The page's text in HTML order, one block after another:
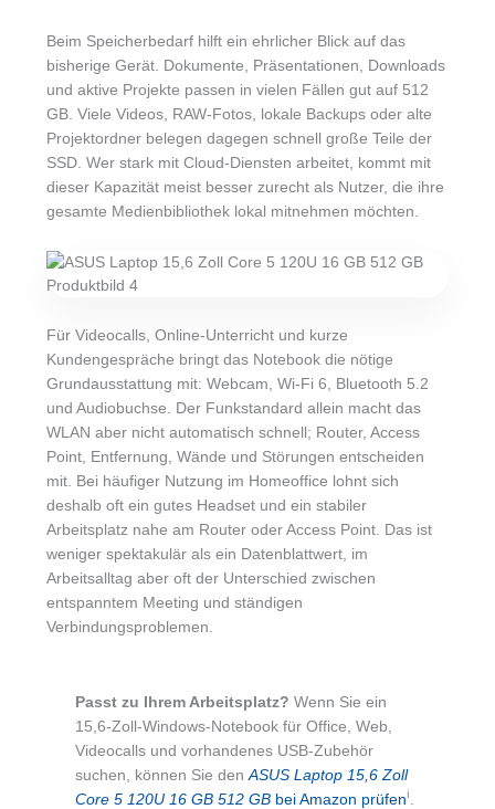
Beim Speicherbedarf hilft ein ehrlicher Blick auf das
bisherige Gerät. Dokumente, Präsentationen, Downloads
und aktive Projekte passen in vielen Fällen gut auf 512
GB. Viele Videos, RAW-Fotos, lokale Backups oder alte
Projektordner belegen dagegen schnell große Teile der
SSD. Wer stark mit Cloud-Diensten arbeitet, kommt mit
dieser Kapazität meist besser zurecht als Nutzer, die ihre
gesamte Medienbibliothek lokal mitnehmen möchten.
Für Videocalls, Online-Unterricht und kurze
Kundengespräche bringt das Notebook die nötige
Grundausstattung mit: Webcam, Wi-Fi 6, Bluetooth 5.2
und Audiobuchse. Der Funkstandard allein macht das
WLAN aber nicht automatisch schnell; Router, Access
Point, Entfernung, Wände und Störungen entscheiden
mit. Bei häufiger Nutzung im Homeoffice lohnt sich
deshalb oft ein gutes Headset und ein stabiler
Arbeitsplatz nahe am Router oder Access Point. Das ist
weniger spektakulär als ein Datenblattwert, im
Arbeitsalltag aber oft der Unterschied zwischen
entspanntem Meeting und ständigen
Verbindungsproblemen.
Passt zu Ihrem Arbeitsplatz? Wenn Sie ein
15,6-Zoll-Windows-Notebook für Office, Web,
Videocalls und vorhandenes USB-Zubehör
suchen, können Sie den ASUS Laptop 15,6 Zoll
Core 5 120U 16 GB 512 GBbei Amazon prüfenℹ︎